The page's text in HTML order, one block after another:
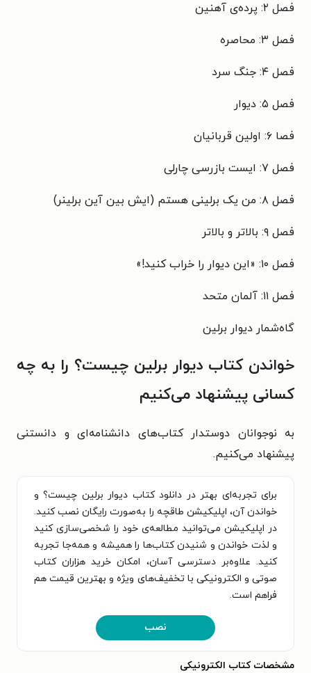
فصل ۲: پرده‌ی آهنین
فصل ۳: محاصره
فصل ۴: جنگ سرد
فصل ۵: دیوار
فصا ۶: اولین قربانیان
فصل ۷: ایست بازرسی چارلی
فصل ۸: من یک برلینی هستم (ایش بین آین برلینر)
فصل ۹: بالاتر و بالاتر
فصل ۱۰: «این دیوار را خراب کنید!»
فصل ۱۱: آلمان متحد
گاه‌شمار دیوار برلین
خواندن کتاب دیوار برلین چیست؟ را به چه
کسانی پیشنهاد می‌کنیم
به نوجوانان دوستدار کتاب‌های دانشنامه‌ای و دانستنی
پیشنهاد می‌کنیم.
برای تجربه‌ای بهتر در دانلود کتاب دیوار برلین چیست؟ و
خواندن آن، اپلیکیشن طاقچه را به‌صورت رایگان نصب کنید.
در اپلیکیشن می‌توانید مطالعه‌ی خود را شخصی‌سازی کنید
و لذت خواندن و شنیدن کتاب‌ها را همیشه و همه‌جا تجربه
کنید. علاوه‌بر دسترسی آسان، امکان خرید هزاران کتاب
صوتی و الکترونیکی با تخفیف‌های ویژه و بهترین قیمت هم
فراهم است.
نصب
مشخصات کتاب الکترونیکی